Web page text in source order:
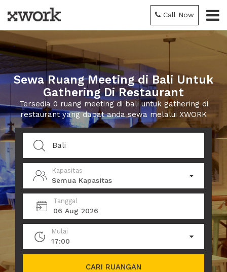
Call Now
Sewa Ruang Meeting di Bali Untuk
Gathering Di Restaurant
Tersedia 0 ruang meeting di bali untuk gathering di
restaurant yang dapat anda sewa melalui XWORK
Kapasitas
Semua Kapasitas
Tanggal
06 Aug 2026
Mulai
17:00
CARI RUANGAN